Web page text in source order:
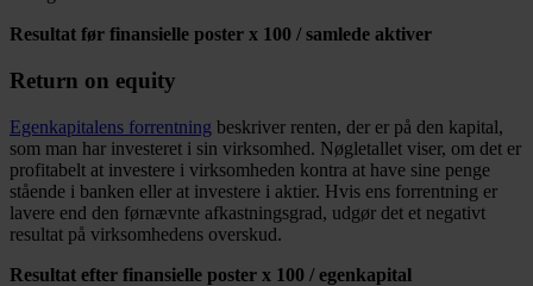
Resultat før finansielle poster x 100 / samlede aktiver
Return on equity
Egenkapitalens forrentning beskriver renten, der er på den kapital,
som man har investeret i sin virksomhed. Nøgletallet viser, om det er
profitabelt at investere i virksomheden kontra at have sine penge
stående i banken eller at investere i aktier. Hvis ens forrentning er
lavere end den førnævnte afkastningsgrad, udgør det et negativt
resultat på virksomhedens overskud.
Resultat efter finansielle poster x 100 / egenkapital